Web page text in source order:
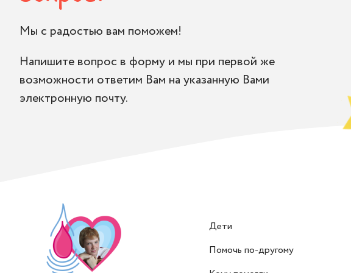
Мы с радостью вам поможем!
Напишите вопрос в форму и мы при первой же
возможности ответим Вам на указанную Вами
электронную почту.
Дети
Помочь по-другому